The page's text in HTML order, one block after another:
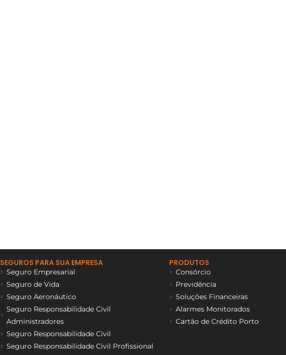
SEGUROS PARA SUA EMPRESA
Seguro Empresarial
Seguro de Vida
Seguro Aeronáutico
Seguro Responsabilidade Civil
Administradores
Seguro Responsabilidade Civil
Seguro Responsabilidade Civil Profissional
PRODUTOS
Consórcio
Previdência
Soluções Financeiras
Alarmes Monitorados
Cartão de Crédito Porto